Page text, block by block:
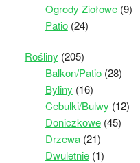
Ogrody Ziołowe(9)
Patio(24)
Rośliny (205)
Balkon/Patio(28)
Byliny (16)
Cebulki/Bulwy (12)
Doniczkowe(45)
Drzewa(21)
Dwuletnie(1)